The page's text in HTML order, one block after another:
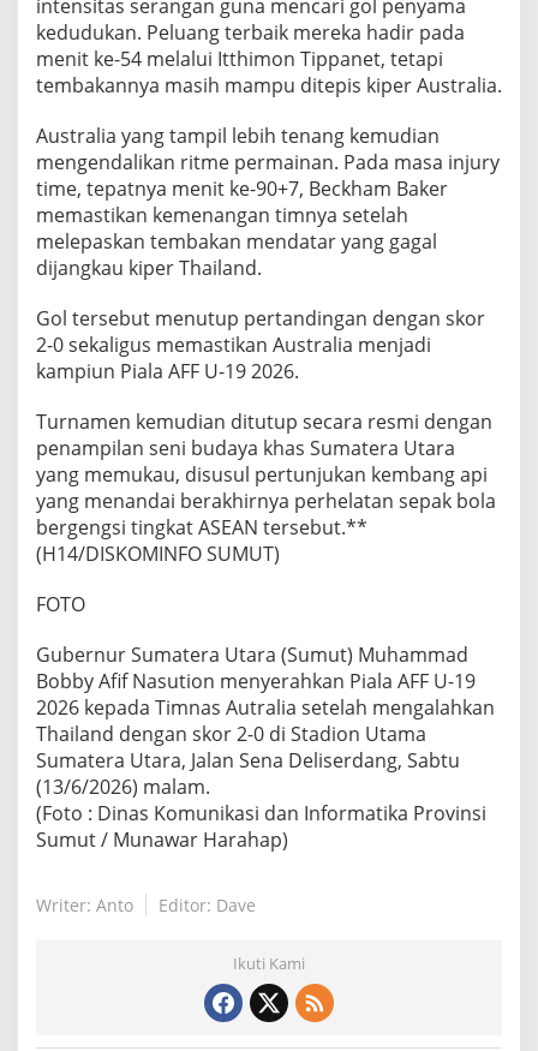
intensitas serangan guna mencari gol penyama
kedudukan. Peluang terbaik mereka hadir pada
menit ke-54 melalui Itthimon Tippanet, tetapi
tembakannya masih mampu ditepis kiper Australia.
Australia yang tampil lebih tenang kemudian
mengendalikan ritme permainan. Pada masa injury
time, tepatnya menit ke-90+7, Beckham Baker
memastikan kemenangan timnya setelah
melepaskan tembakan mendatar yang gagal
dijangkau kiper Thailand.
Gol tersebut menutup pertandingan dengan skor
2-0 sekaligus memastikan Australia menjadi
kampiun Piala AFF U-19 2026.
Turnamen kemudian ditutup secara resmi dengan
penampilan seni budaya khas Sumatera Utara
yang memukau, disusul pertunjukan kembang api
yang menandai berakhirnya perhelatan sepak bola
bergengsi tingkat ASEAN tersebut.**
(H14/DISKOMINFO SUMUT)
FOTO
Gubernur Sumatera Utara (Sumut) Muhammad
Bobby Afif Nasution menyerahkan Piala AFF U-19
2026 kepada Timnas Autralia setelah mengalahkan
Thailand dengan skor 2-0 di Stadion Utama
Sumatera Utara, Jalan Sena Deliserdang, Sabtu
(13/6/2026) malam.
(Foto : Dinas Komunikasi dan Informatika Provinsi
Sumut / Munawar Harahap)
Writer: Anto Editor: Dave
Ikuti Kami